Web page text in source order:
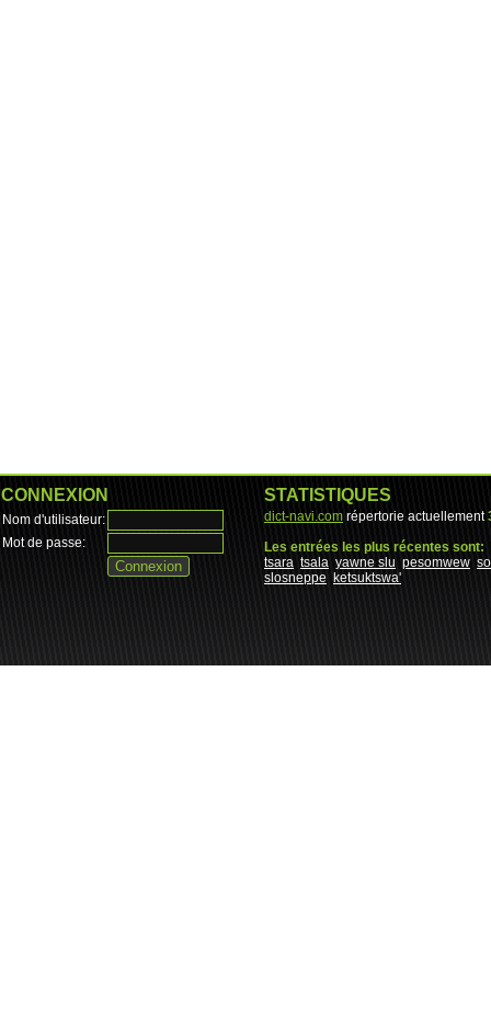
CONNEXION
Nom d'utilisateur:
Mot de passe:
STATISTIQUES
dict-navi.com répertorie actuellement
Les entrées les plus récentes sont:
tsara tsala yawne slu pesomwew
slosneppe
ketsuktswa'